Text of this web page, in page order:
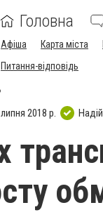
Головна
Афіша Карта міста
Питання-відповідь
2018 р.